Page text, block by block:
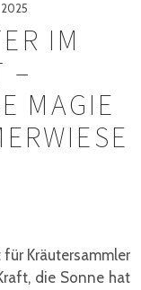
2025
IM
–
MAGIE
Kräutersammler
die Sonne hat